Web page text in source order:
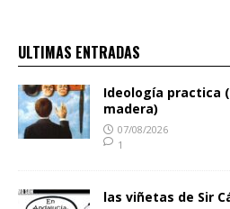
ULTIMAS ENTRADAS
Ideología practica
madera)
07/08/2026
1
las viñetas de Sir